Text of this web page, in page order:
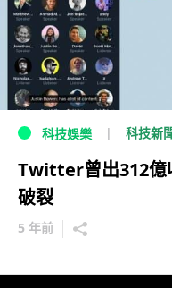
科技娛樂 科技新
Twitter曾出312億
破裂
5 年前